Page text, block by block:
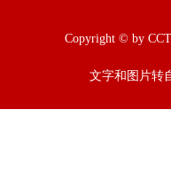
Copyright © by
文字和图片转